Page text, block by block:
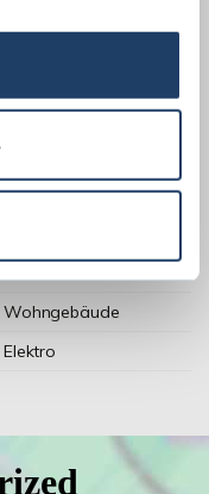
Strom
24.08.2031
Wohngebäude
Elektro